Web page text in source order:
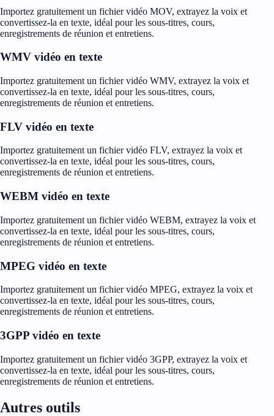
Importez gratuitement un fichier vidéo MOV, extrayez la voix et
convertissez-la en texte, idéal pour les sous-titres, cours,
enregistrements de réunion et entretiens.
WMV vidéo en texte
Importez gratuitement un fichier vidéo WMV, extrayez la voix et
convertissez-la en texte, idéal pour les sous-titres, cours,
enregistrements de réunion et entretiens.
FLV vidéo en texte
Importez gratuitement un fichier vidéo FLV, extrayez la voix et
convertissez-la en texte, idéal pour les sous-titres, cours,
enregistrements de réunion et entretiens.
WEBM vidéo en texte
Importez gratuitement un fichier vidéo WEBM, extrayez la voix et
convertissez-la en texte, idéal pour les sous-titres, cours,
enregistrements de réunion et entretiens.
MPEG vidéo en texte
Importez gratuitement un fichier vidéo MPEG, extrayez la voix et
convertissez-la en texte, idéal pour les sous-titres, cours,
enregistrements de réunion et entretiens.
3GPP vidéo en texte
Importez gratuitement un fichier vidéo 3GPP, extrayez la voix et
convertissez-la en texte, idéal pour les sous-titres, cours,
enregistrements de réunion et entretiens.
Autres outils